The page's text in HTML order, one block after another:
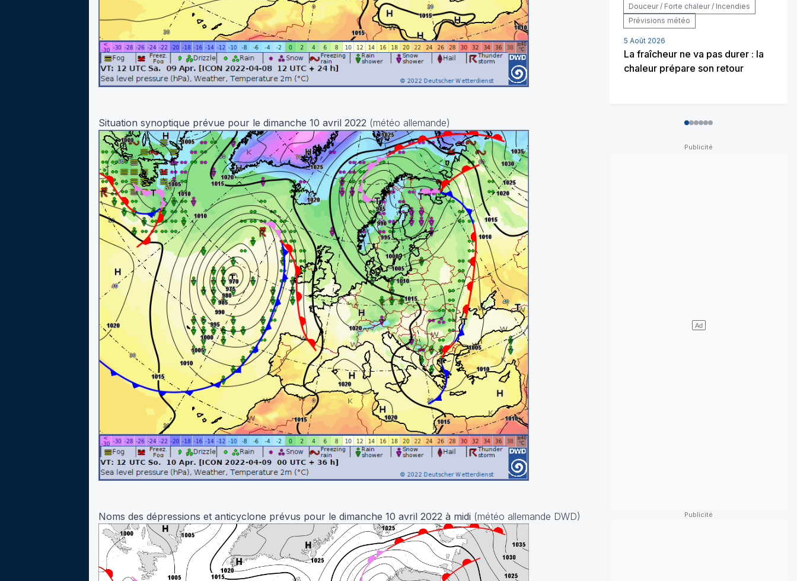
Situation synoptique prévue pour le dimanche 10 avril 2022 (météo allemande)
Noms des dépressions et anticyclone prévus pour le dimanche 10 avril 2022 à midi (météo allemande DWD)
Douceur / Forte chaleur / Incendies
Prévisions météo
5 Août 2026
La fraîcheur ne va pas durer : la
chaleur prépare son retour
012345